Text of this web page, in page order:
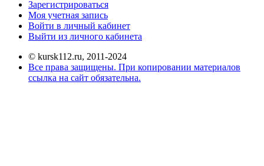
Зарегистрироваться
Моя учетная запись
Войти в личный кабинет
Выйти из личного кабинета
© kursk112.ru, 2011-2024
Все права защищены. При копировании материалов
ссылка на сайт обязательна.